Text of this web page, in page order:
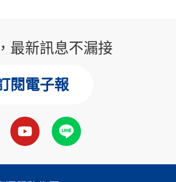
最新訊息不漏接
閱電子報